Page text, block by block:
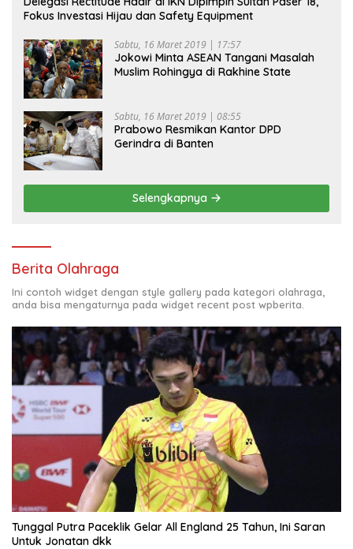
Fokus Investasi Hijau dan Safety Equipment
Sabtu, 16 Maret 2019 | 17:57
Jokowi Minta ASEAN Tangani Masalah
Muslim Rohingya di Rakhine State
Sabtu, 16 Maret 2019 | 08:55
Prabowo Resmikan Kantor DPD
Gerindra di Banten
Selengkapnya
Berita Olahraga
Ini contoh widget dengan style gallery pada kategori olahraga,
anda bisa mengaturnya pada widget recent post wpberita.
Tunggal Putra Paceklik Gelar All England 25 Tahun, Ini Saran
Untuk Jonatan dkk